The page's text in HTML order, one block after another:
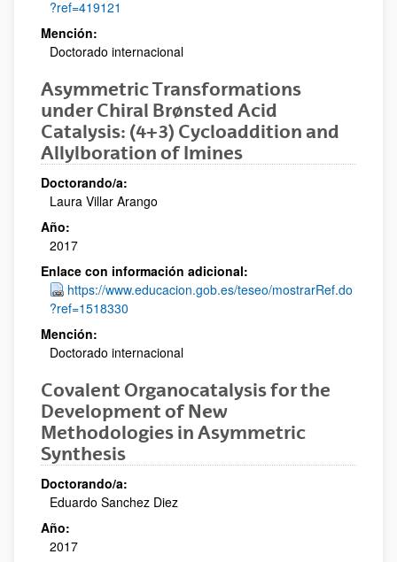
?ref=419121
Mención:
Doctorado internacional
Asymmetric Transformations
under Chiral Brønsted Acid
Catalysis: (4+3) Cycloaddition and
Allylboration of Imines
Doctorando/a:
Laura Villar Arango
Año:
2017
Enlace con información adicional:
https://www.educacion.gob.es/teseo/mostrarRef.do
?ref=1518330
Mención:
Doctorado internacional
Covalent Organocatalysis for the
Development of New
Methodologies in Asymmetric
Synthesis
Doctorando/a:
Eduardo Sanchez Diez
Año:
2017